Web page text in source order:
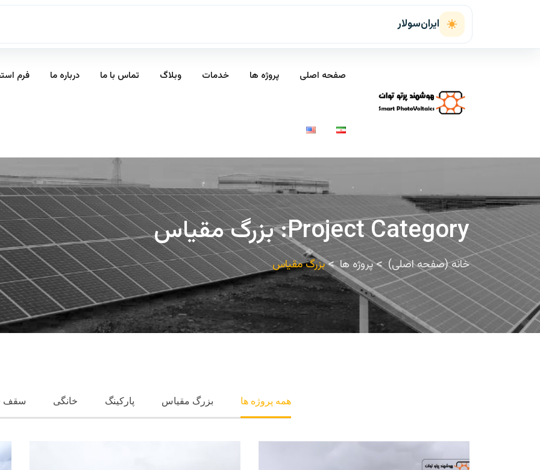
ایران‌سولار
صفحه اصلی پروژه ها خدمات وبلاگ تماس با ما درباره ما فرم
Project Category: بزرگ مقیاس
خانه (صفحه اصلی) پروژه ها بزرگ مقیاس
همه پروژه ها بزرگ مقیاس پارکینگ خانگی سقف